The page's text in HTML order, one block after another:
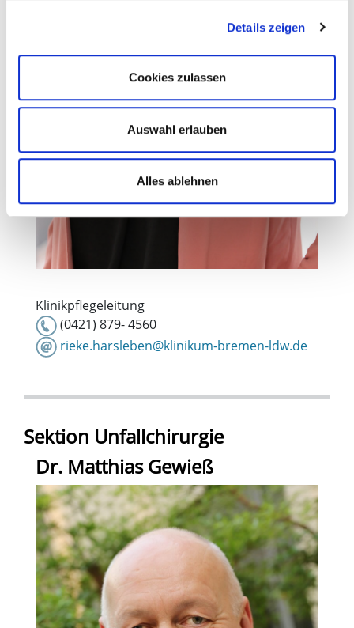
Details zeigen
Cookies zulassen
Auswahl erlauben
Alles ablehnen
Klinikpflegeleitung
(0421) 879- 4560
rieke.harsleben@klinikum-bremen-ldw.de
Sektion Unfallchirurgie
Dr. Matthias Gewieß